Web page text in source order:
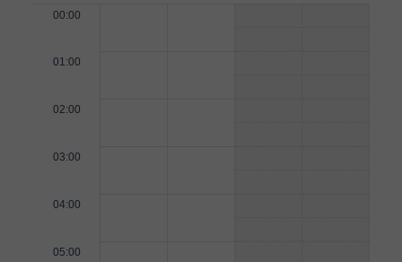
00:00
01:00
02:00
03:00
04:00
05:00